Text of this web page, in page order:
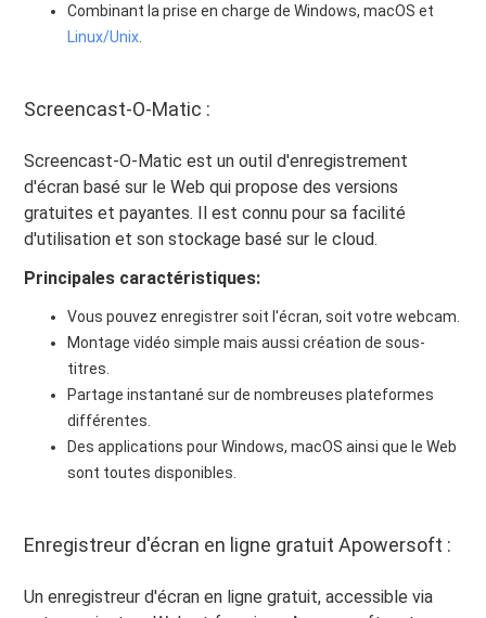
Combinant la prise en charge de Windows, macOS et
Linux/Unix
Screencast-O-Matic :
Screencast-O-Matic est un outil d'enregistrement
d'écran basé sur le Web qui propose des versions
gratuites et payantes. Il est connu pour sa facilité
d'utilisation et son stockage basé sur le cloud.
Principales caractéristiques:
Vous pouvez enregistrer soit l'écran, soit votre webcam.
Montage vidéo simple mais aussi création de sous-
titres.
Partage instantané sur de nombreuses plateformes
différentes.
Des applications pour Windows, macOS ainsi que le Web
sont toutes disponibles.
Enregistreur d'écran en ligne gratuit Apowersoft :
Un enregistreur d'écran en ligne gratuit, accessible via